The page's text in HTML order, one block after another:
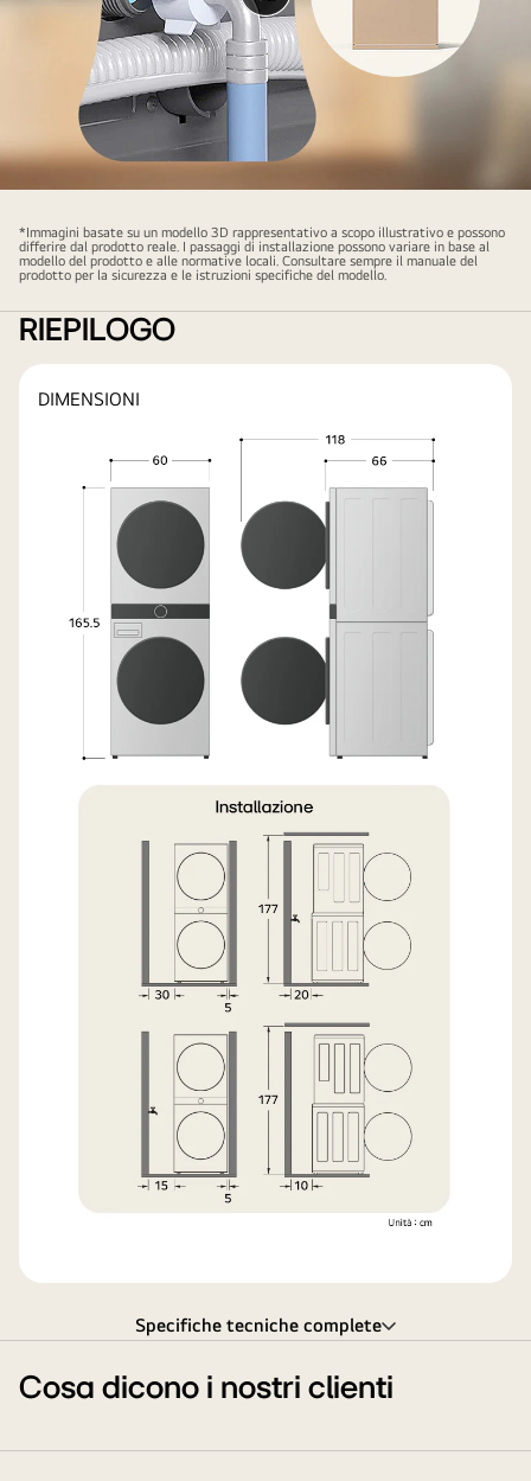
il
video
*Immagini basate su un modello 3D rappresentativo a scopo illustrativo e possono
differire dal prodotto reale. I passaggi di installazione possono variare in base al
modello del prodotto e alle normative locali. Consultare sempre il manuale del
prodotto per la sicurezza e le istruzioni specifiche del modello.
RIEPILOGO
DIMENSIONI
Specifiche tecniche complete
Cosa dicono i nostri clienti